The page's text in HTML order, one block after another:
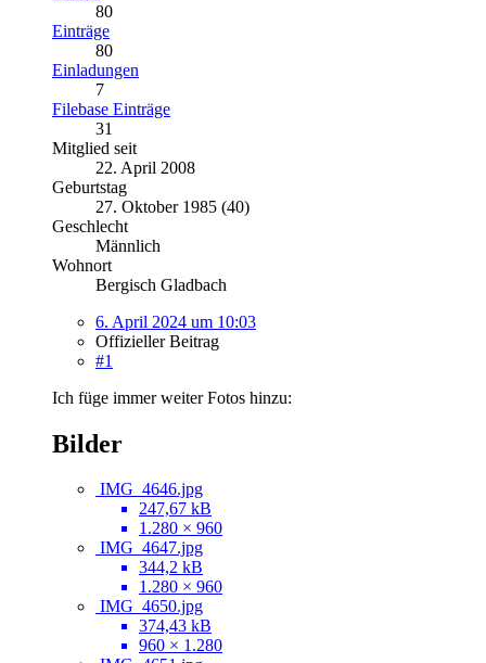
80
Einträge
80
Einladungen
7
Filebase Einträge
31
Mitglied seit
22. April 2008
Geburtstag
27. Oktober 1985 (40)
Geschlecht
Männlich
Wohnort
Bergisch Gladbach
6. April 2024 um 10:03
Offizieller Beitrag
#1
Ich füge immer weiter Fotos hinzu:
Bilder
IMG_4646.jpg
247,67 kB
1.280 × 960
IMG_4647.jpg
344,2 kB
1.280 × 960
IMG_4650.jpg
374,43 kB
960 × 1.280